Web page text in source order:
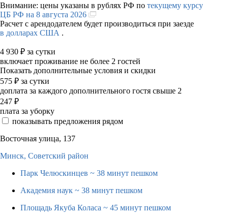
Внимание: цены указаны в рублях РФ по текущему курсу
ЦБ РФ на 8 августа 2026
Расчет с арендодателем будет производиться при заезде
в долларах США .
4 930 ₽ за сутки
включает проживание не более 2 гостей
Показать дополнительные условия и скидки
575 ₽ за сутки
доплата за каждого дополнительного гостя свыше 2
247 ₽
плата за уборку
показывать предложения рядом
Восточная улица, 137
Минск, Советский район
Парк Челюскинцев ~ 38 минут пешком
Академия наук ~ 38 минут пешком
Площадь Якуба Коласа ~ 45 минут пешком